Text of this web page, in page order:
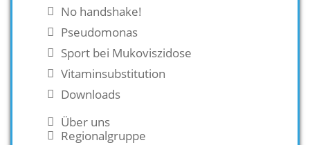
No handshake!
Pseudomonas
Sport bei Mukoviszidose
Vitaminsubstitution
Downloads
Über uns
Regionalgruppe